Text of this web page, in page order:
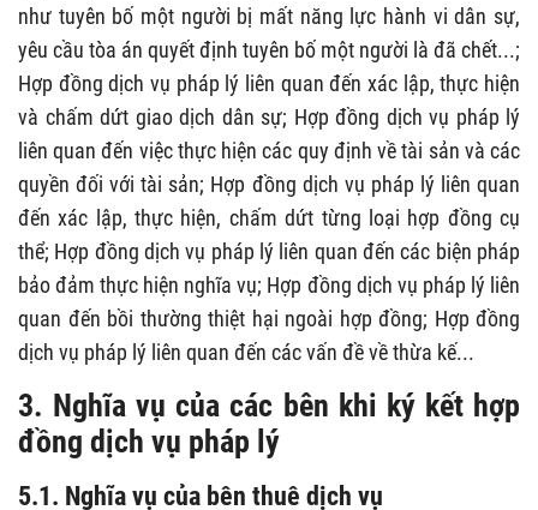
như tuyên bố một người bị mất năng lực hành vi dân sự,
yêu cầu tòa án quyết định tuyên bố một người là đã chết...;
Hợp đồng dịch vụ pháp lý liên quan đến xác lập, thực hiện
và chấm dứt giao dịch dân sự; Hợp đồng dịch vụ pháp lý
liên quan đến việc thực hiện các quy định về tài sản và các
quyền đối với tài sản; Hợp đồng dịch vụ pháp lý liên quan
đến xác lập, thực hiện, chấm dứt từng loại hợp đồng cụ
thể; Hợp đồng dịch vụ pháp lý liên quan đến các biện pháp
bảo đảm thực hiện nghĩa vụ; Hợp đồng dịch vụ pháp lý liên
quan đến bồi thường thiệt hại ngoài hợp đồng; Hợp đồng
dịch vụ pháp lý liên quan đến các vấn đề về thừa kế...
3. Nghĩa vụ của các bên khi ký kết hợp
đồng dịch vụ pháp lý
5.1. Nghĩa vụ của bên thuê dịch vụ